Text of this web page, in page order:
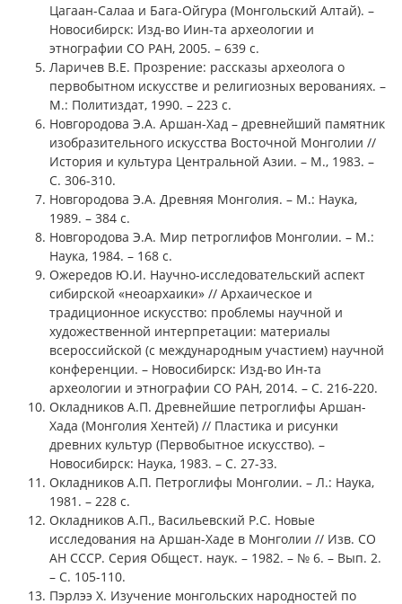
Цагаан-Салаа и Бага-Ойгура (Монгольский Алтай). –
Новосибирск: Изд-во Иин-та археологии и
этнографии СО РАН, 2005. – 639 с.
Ларичев В.Е. Прозрение: рассказы археолога о
первобытном искусстве и религиозных верованиях. –
М.: Политиздат, 1990. – 223 с.
Новгородова Э.А. Аршан-Хад – древнейший памятник
изобразительного искусства Восточной Монголии //
История и культура Центральной Азии. – М., 1983. –
С. 306-310.
Новгородова Э.А. Древняя Монголия. – М.: Наука,
1989. – 384 с.
Новгородова Э.А. Мир петроглифов Монголии. – М.:
Наука, 1984. – 168 с.
Ожередов Ю.И. Научно-исследовательский аспект
сибирской «неоархаики» // Архаическое и
традиционное искусство: проблемы научной и
художественной интерпретации: материалы
всероссийской (с международным участием) научной
конференции. – Новосибирск: Изд-во Ин-та
археологии и этнографии СО РАН, 2014. – С. 216-220.
Окладников А.П. Древнейшие петроглифы Аршан-
Хада (Монголия Хентей) // Пластика и рисунки
древних культур (Первобытное искусство). –
Новосибирск: Наука, 1983. – С. 27-33.
Окладников А.П. Петроглифы Монголии. – Л.: Наука,
1981. – 228 с.
Окладников А.П., Васильевский Р.С. Новые
исследования на Аршан-Хаде в Монголии // Изв. СО
АН СССР. Серия Общест. наук. – 1982. – № 6. – Вып. 2.
– С. 105-110.
Пэрлээ Х. Изучение монгольских народностей по